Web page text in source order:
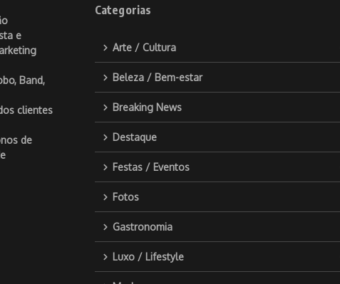
e
Band,
clientes
de
Categorias
Arte / Cultura
Beleza / Bem-estar
Breaking News
Destaque
Festas / Eventos
Fotos
Gastronomia
Luxo / Lifestyle